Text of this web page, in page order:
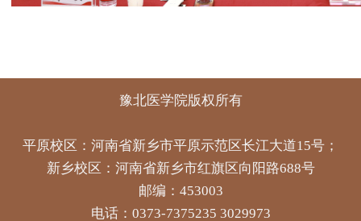
豫北医学院版权所有
平原校区：河南省新乡市平原示范区长江大道15号；
新乡校区：河南省新乡市红旗区向阳路688号
邮编：453003
电话：0373-7375235 3029973